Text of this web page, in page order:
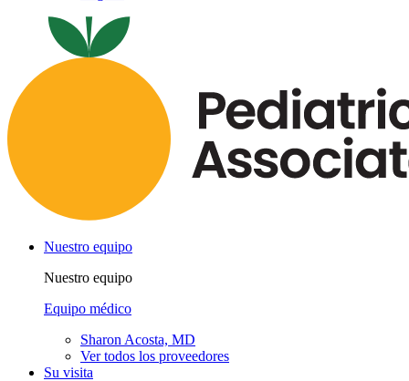
Nuestro equipo
Nuestro equipo
Equipo médico
Sharon Acosta, MD
Ver todos los proveedores
Su visita